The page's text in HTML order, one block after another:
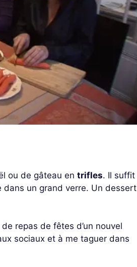
ou de gâteau en trifles. Il suffit
un grand verre. Un dessert
repas de fêtes d’un nouvel
sociaux et à me taguer dans